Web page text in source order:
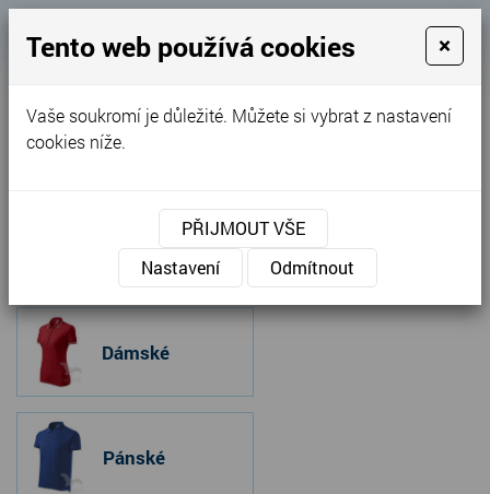
MENU
Polokošile a košile
Polokošile a košile
Dámské
Pánské
Tento web používá cookies ×
Vaše soukromí je důležité. Můžete si vybrat z nastavení
cookies níže.
PŘIJMOUT VŠE
Nastavení
Odmítnout